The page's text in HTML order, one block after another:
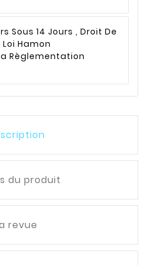
Sous 14 Jours , Droit De
Hamon
Règlementation
du produit
revue